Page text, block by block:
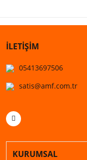
İLETİŞİM
05413697506
satis@amf.com.tr
KURUMSAL